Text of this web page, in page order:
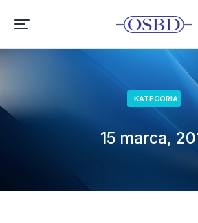
KATEGÓRIA
15 marca,